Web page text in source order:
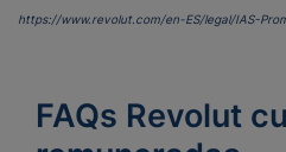
https://www.revolut.com/en-ES/legal/IAS-
FAQs Revolut